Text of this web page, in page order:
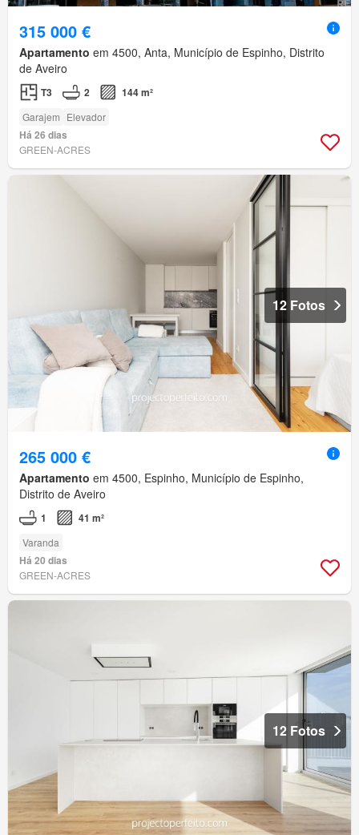
315 000 €
Apartamento em 4500, Anta, Município de Espinho, Distrito
de Aveiro
T3 2 144 m²
Garajem Elevador
Há 26 dias
GREEN-ACRES
12 Fotos
265 000 €
Apartamento em 4500, Espinho, Município de Espinho,
Distrito de Aveiro
1 41 m²
Varanda
Há 20 dias
GREEN-ACRES
12 Fotos